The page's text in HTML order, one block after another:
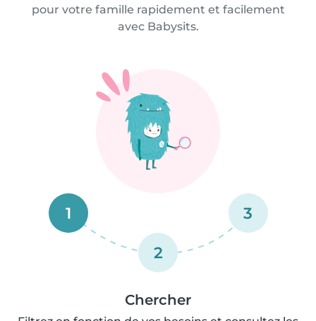
pour votre famille rapidement et facilement
avec Babysits.
1
2
3
Chercher